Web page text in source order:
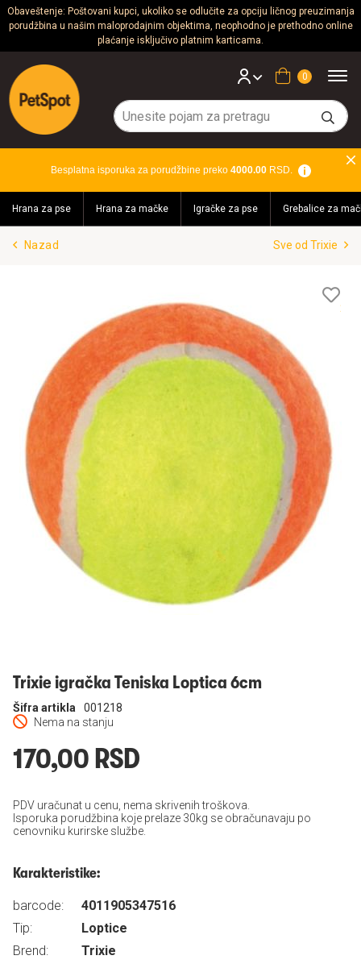
Obaveštenje: Poštovani kupci, ukoliko se odlučite za opciju ličnog preuzimanja
porudžbina u našim maloprodajnim objektima, neophodno je prethodno online
plaćanje isključivo platnim karticama.
Psi
Mačke
Glodari
Akvaristika
Teraristika
Brendovi
Akcija!
Prijavi se
Korpa
Besplatna isporuka za porudžbine preko 4000.00RSD.
Hrana za pse Hrana za mačke Igračke za pse Grebalice za
Nazad Sve od Trixie
Trixie igračka Teniska Loptica 6cm
Nema na stanju
Šifra artikla 001218
170,00 RSD
PDV uračunat u cenu, nema skrivenih troškova.
Isporuka porudžbina koje prelaze 30kg se obračunavaju po
cenovniku kurirske službe.
Karakteristike:
barcode:
4011905347516
Tip:
Loptice
Brend:
Trixie